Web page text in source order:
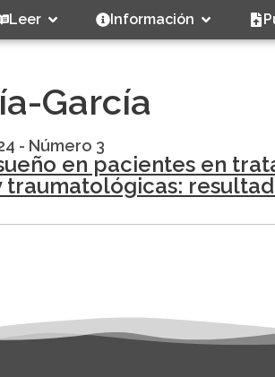
Leer Información
García
- Número 3
en pacientes en
traumatológicas: